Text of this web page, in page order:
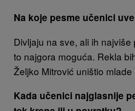
Na koje pesme učenici
Divljaju na sve, ali ih najviše
to najgora moguća. Rekla
Željko Mitrović uništio mlade
Kada učenici najglasnije